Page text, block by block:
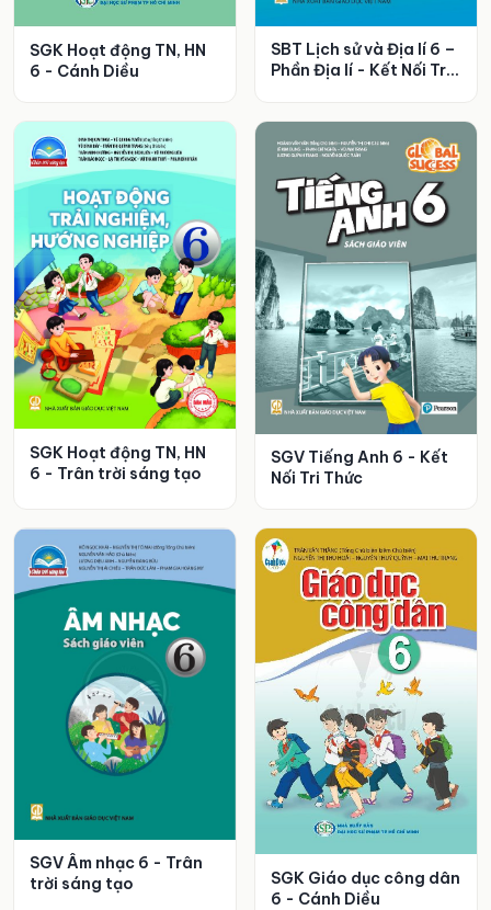
SGK Hoạt động TN, HN
6 - Cánh Diều
SBT Lịch sử và Địa lí 6 –
Phần Địa lí - Kết Nối Tri
SGK Hoạt động TN, HN
6 - Trân trời sáng tạo
SGV Tiếng Anh 6 - Kết
Nối Tri Thức
SGV Âm nhạc 6 - Trân
trời sáng tạo
SGK Giáo dục công dân
6 - Cánh Diều